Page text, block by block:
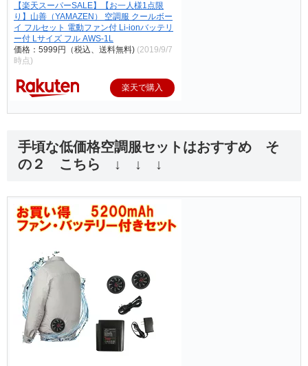
【楽天スーパーSALE】【お一人様1点限
り】山善（YAMAZEN） 空調服 クールボー
イ フルセット 電動ファン付 Li-ionバッテリ
ー付 Lサイズ フル AWS-1L
価格：5999円（税込、送料無料) (2019/9/7
時点)
楽天で購入
手頃な低価格空調服セットはおすすめ そ
の２ こちら ↓ ↓ ↓